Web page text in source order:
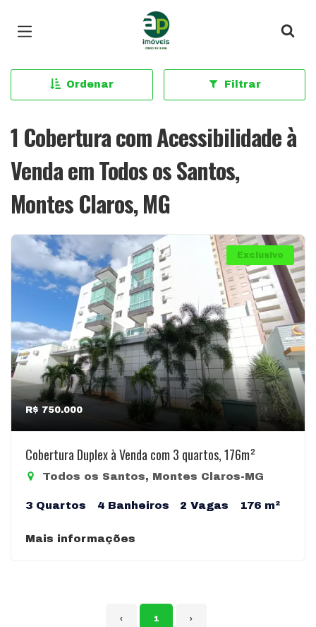
Página inicial
Ordenar Filtrar
1 Cobertura com Acessibilidade à
Venda em Todos os Santos,
Montes Claros, MG
Exclusivo
R$ 750.000
Cobertura Duplex à Venda com 3 quartos, 176m²
Todos os Santos, Montes Claros-MG
3 Quartos 4 Banheiros 2 Vagas 176 m²
Mais informações
‹ 1 ›